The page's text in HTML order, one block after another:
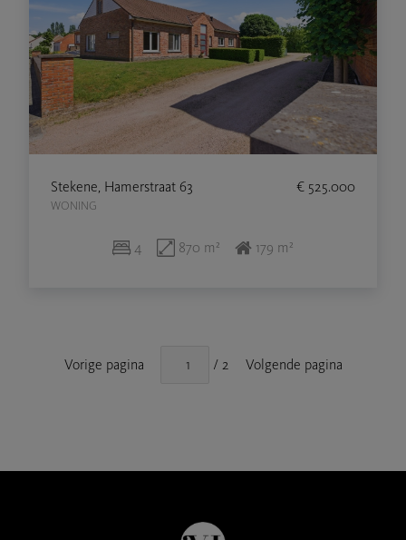
Stekene, Hamerstraat 63
WONING
€ 525.000
4 870 m² 179 m²
Vorige pagina / 2 Volgende pagina